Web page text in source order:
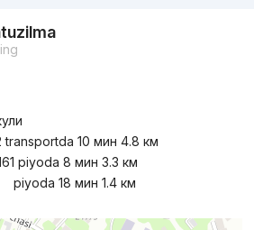
10 мин 4.8 км
piyoda 8 мин 3.3 км
piyoda 18 мин 1.4 км